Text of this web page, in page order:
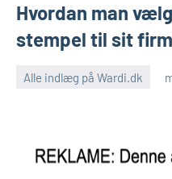
Hvordan man
stempel til sit
Alle indlæg på Wardi.dk